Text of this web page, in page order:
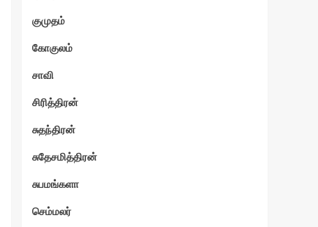
குமுதம்
கோகுலம்
சாவி
சிரித்திரன்
சுதந்திரன்
சுதேசமித்திரன்
சுபமங்களா
செம்மலர்